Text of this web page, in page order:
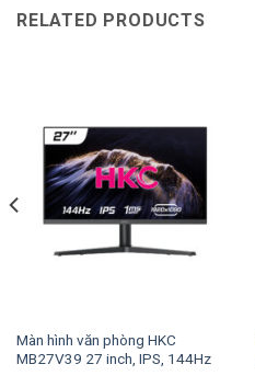
RELATED PRODUCTS
Màn hình văn phòng HKC
MB27V39 27 inch, IPS, 144Hz